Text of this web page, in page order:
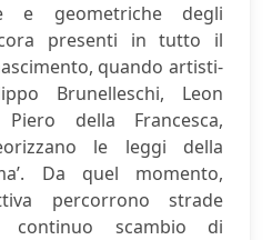
e geometriche degli
presenti in tutto il
quando artisti-
Brunelleschi, Leon
della Francesca,
le leggi della
Da quel momento,
percorrono strade
continuo scambio di